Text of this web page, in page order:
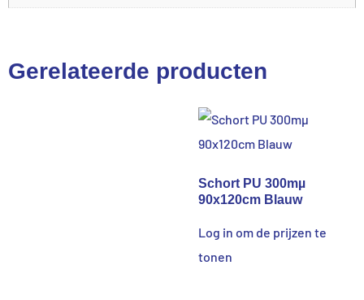
Gerelateerde producten
Schort PU 300mµ
90x120cm Blauw
Log in om de prijzen te
tonen